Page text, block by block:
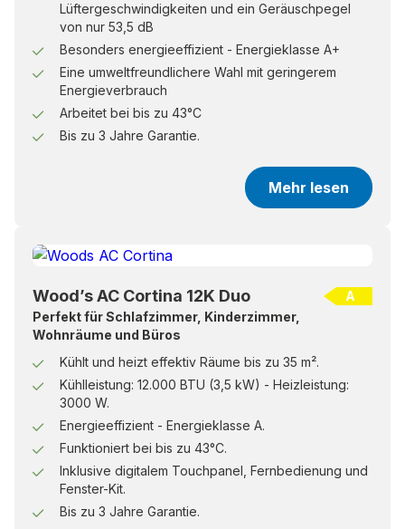
Lüftergeschwindigkeiten und ein Geräuschpegel
von nur 53,5 dB
Besonders energieeffizient - Energieklasse A+
Eine umweltfreundlichere Wahl mit geringerem
Energieverbrauch
Arbeitet bei bis zu 43°C
Bis zu 3 Jahre Garantie.
Mehr lesen
A
Wood’s AC Cortina 12K Duo
Perfekt für Schlafzimmer, Kinderzimmer,
Wohnräume und Büros
Kühlt und heizt effektiv Räume bis zu 35 m².
Kühlleistung: 12.000 BTU (3,5 kW) - Heizleistung:
3000 W.
Energieeffizient - Energieklasse A.
Funktioniert bei bis zu 43°C.
Inklusive digitalem Touchpanel, Fernbedienung und
Fenster-Kit.
Bis zu 3 Jahre Garantie.